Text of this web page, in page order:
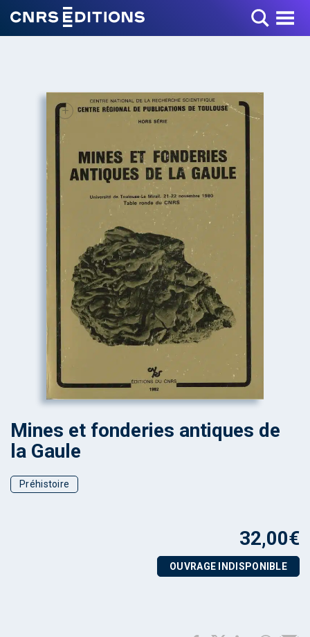
Toggle Menu
+
Mines et fonderies antiques de
la Gaule
Préhistoire
32,00€
OUVRAGE INDISPONIBLE